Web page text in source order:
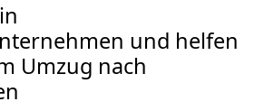
und helfen
Umzug nach